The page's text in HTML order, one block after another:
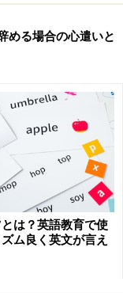
める場合の心遣いと
は？英語教育で使
ム良く英文が言え